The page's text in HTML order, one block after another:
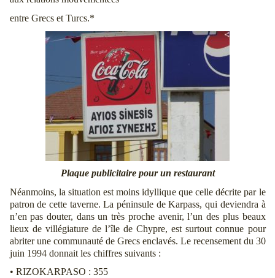
entre Grecs et Turcs.*
Plaque publicitaire pour un restaurant
Néanmoins, la situation est moins idyllique que celle décrite par le
patron de cette taverne. La péninsule de Karpass, qui deviendra à
n’en pas douter, dans un très proche avenir, l’un des plus beaux
lieux de villégiature de l’île de Chypre, est surtout connue pour
abriter une communauté de Grecs enclavés. Le recensement du 30
juin 1994 donnait les chiffres suivants :
• RIZOKARPASO : 355